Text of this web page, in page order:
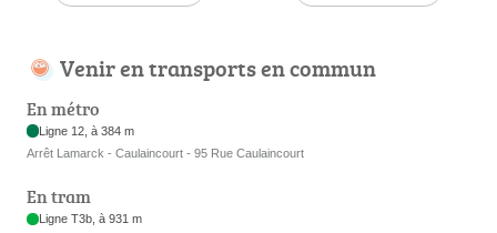
Venir en transports en commun
En métro
Ligne 12, à 384 m
Arrêt Lamarck - Caulaincourt - 95 Rue Caulaincourt
En tram
Ligne T3b, à 931 m